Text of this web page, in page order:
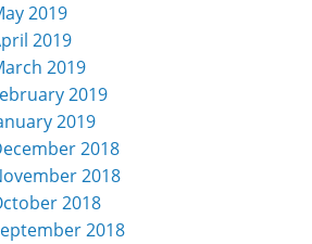
2019
2019
2019
2019
2019
2018
2018
2018
2018